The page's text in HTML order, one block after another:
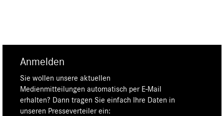
Anmelden
Sie wollen unsere aktuellen
Medienmitteilungen automatisch per E-Mail
erhalten? Dann tragen Sie einfach Ihre Daten in
unseren Presseverteiler ein: